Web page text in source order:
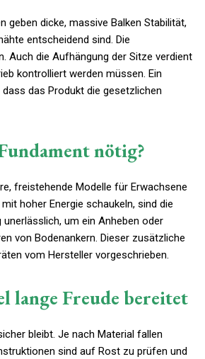
geben dicke, massive Balken Stabilität,
entscheidend sind. Die
Auch die Aufhängung der Sitze verdient
kontrolliert werden müssen. Ein
das Produkt die gesetzlichen
nötig?
freistehende Modelle für Erwachsene
hoher Energie schaukeln, sind die
um ein Anheben oder
von Bodenankern. Dieser zusätzliche
vom Hersteller vorgeschrieben.
lange Freude bereitet
bleibt. Je nach Material fallen
sind auf Rost zu prüfen und